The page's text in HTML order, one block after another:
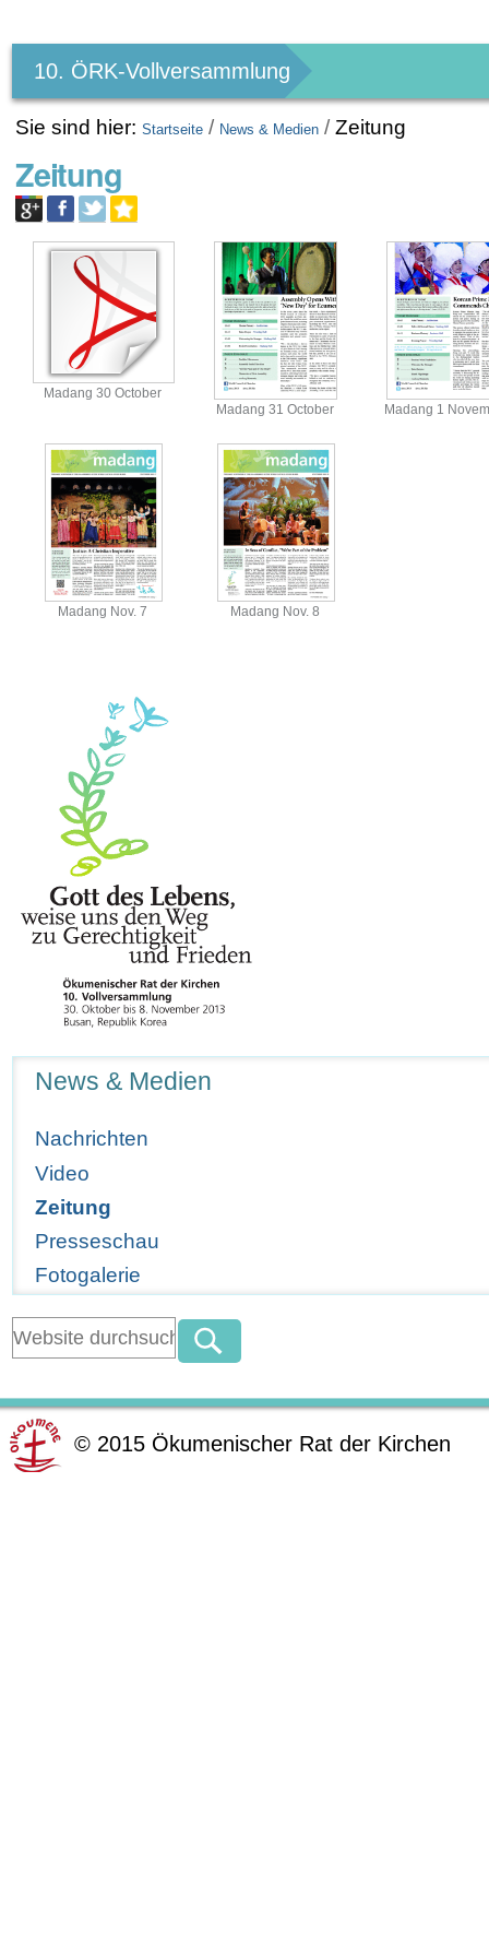
Werkzeuge
10. ÖRK-Vollversammlung
Sie sind hier: Startseite / News & Medien /Zeitung
Zeitung
Madang 30 October
View
Madang 31 October
View
Madang 1
Madang Nov. 7 Madang Nov. 8
News & Medien
Nachrichten
Video
Zeitung
Presseschau
Fotogalerie
© 2015 Ökumenischer Rat der Kirchen